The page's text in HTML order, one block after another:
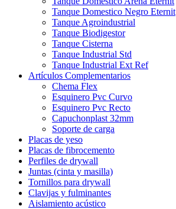
Tanque Domestico Negro Eternit
Tanque Agroindustrial
Tanque Biodigestor
Tanque Cisterna
Tanque Industrial Std
Tanque Industrial Ext Ref
Artículos Complementarios
Chema Flex
Esquinero Pvc Curvo
Esquinero Pvc Recto
Capuchonplast 32mm
Soporte de carga
Placas de yeso
Placas de fibrocemento
Perfiles de drywall
Juntas (cinta y masilla)
Tornillos para drywall
Clavijas y fulminantes
Aislamiento acústico